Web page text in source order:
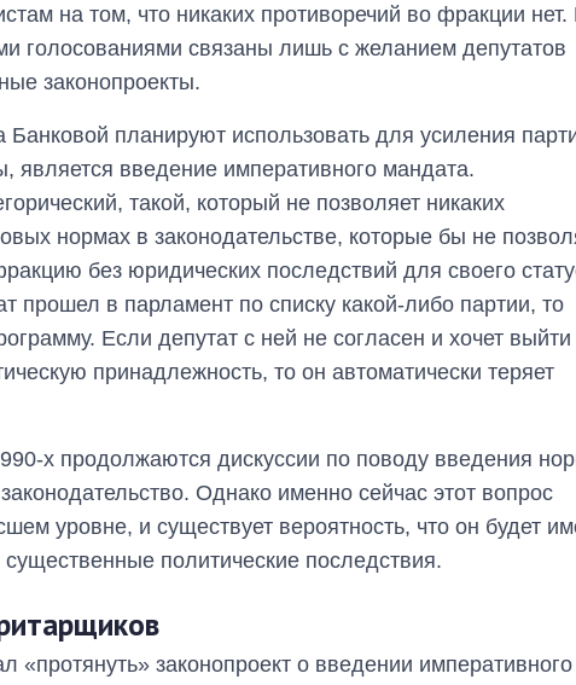
на том, что никаких противоречий во фракции нет.
голосованиями связаны лишь с желанием депутатов
законопроекты.
планируют использовать для усиления
является введение императивного мандата.
такой, который не позволяет никаких
нормах в законодательстве, которые бы не
без юридических последствий для своего
прошел в парламент по списку какой-либо партии, то
Если депутат с ней не согласен и хочет выйти
принадлежность, то он автоматически теряет
х продолжаются дискуссии по поводу введения
Однако именно сейчас этот вопрос
уровне, и существует вероятность, что он будет
политические последствия.
«протянуть» законопроект о введении императивного
стоят и
OpenAI и